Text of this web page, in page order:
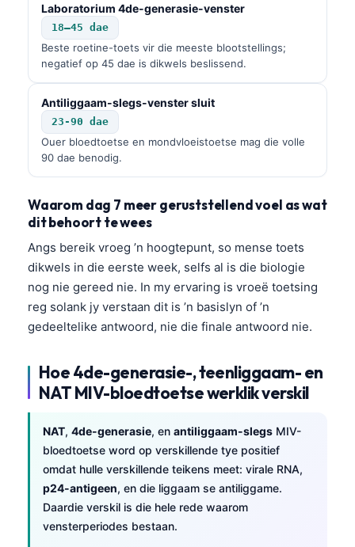
Laboratorium 4de-generasie-venster
18–45 dae
Beste roetine-toets vir die meeste blootstellings;
negatief op 45 dae is dikwels beslissend.
Antiliggaam-slegs-venster sluit
23-90 dae
Ouer bloedtoetse en mondvloeistoetse mag die volle
90 dae benodig.
Waarom dag 7 meer geruststellend voel as wat
dit behoort te wees
Angs bereik vroeg ’n hoogtepunt, so mense toets
dikwels in die eerste week, selfs al is die biologie
nog nie gereed nie. In my ervaring is vroeë toetsing
reg solank jy verstaan dit is ’n basislyn of ’n
gedeeltelike antwoord, nie die finale antwoord nie.
Hoe 4de-generasie-, teenliggaam- en
NAT MIV-bloedtoetse werklik verskil
NAT, 4de-generasie, en antiliggaam-slegs MIV-
bloedtoetse word op verskillende tye positief
omdat hulle verskillende teikens meet: virale RNA,
p24-antigeen, en die liggaam se antiliggame.
Daardie verskil is die hele rede waarom
vensterperiodes bestaan.